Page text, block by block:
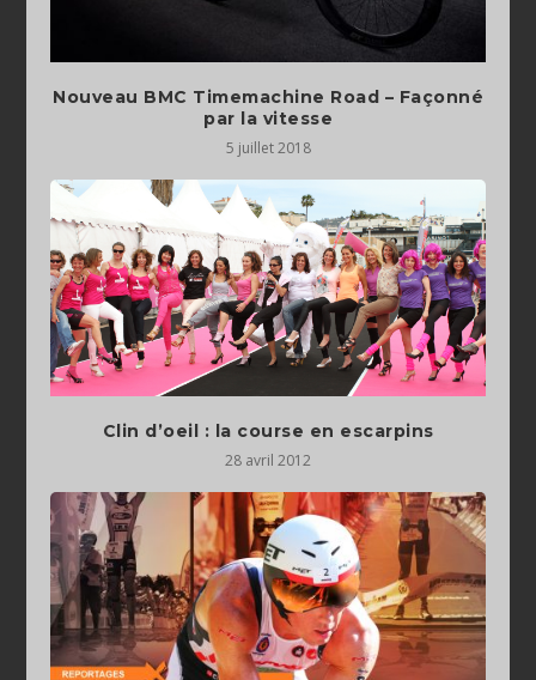
Nouveau BMC Timemachine Road – Façonné
par la vitesse
5 juillet 2018
Clin d’oeil : la course en escarpins
28 avril 2012